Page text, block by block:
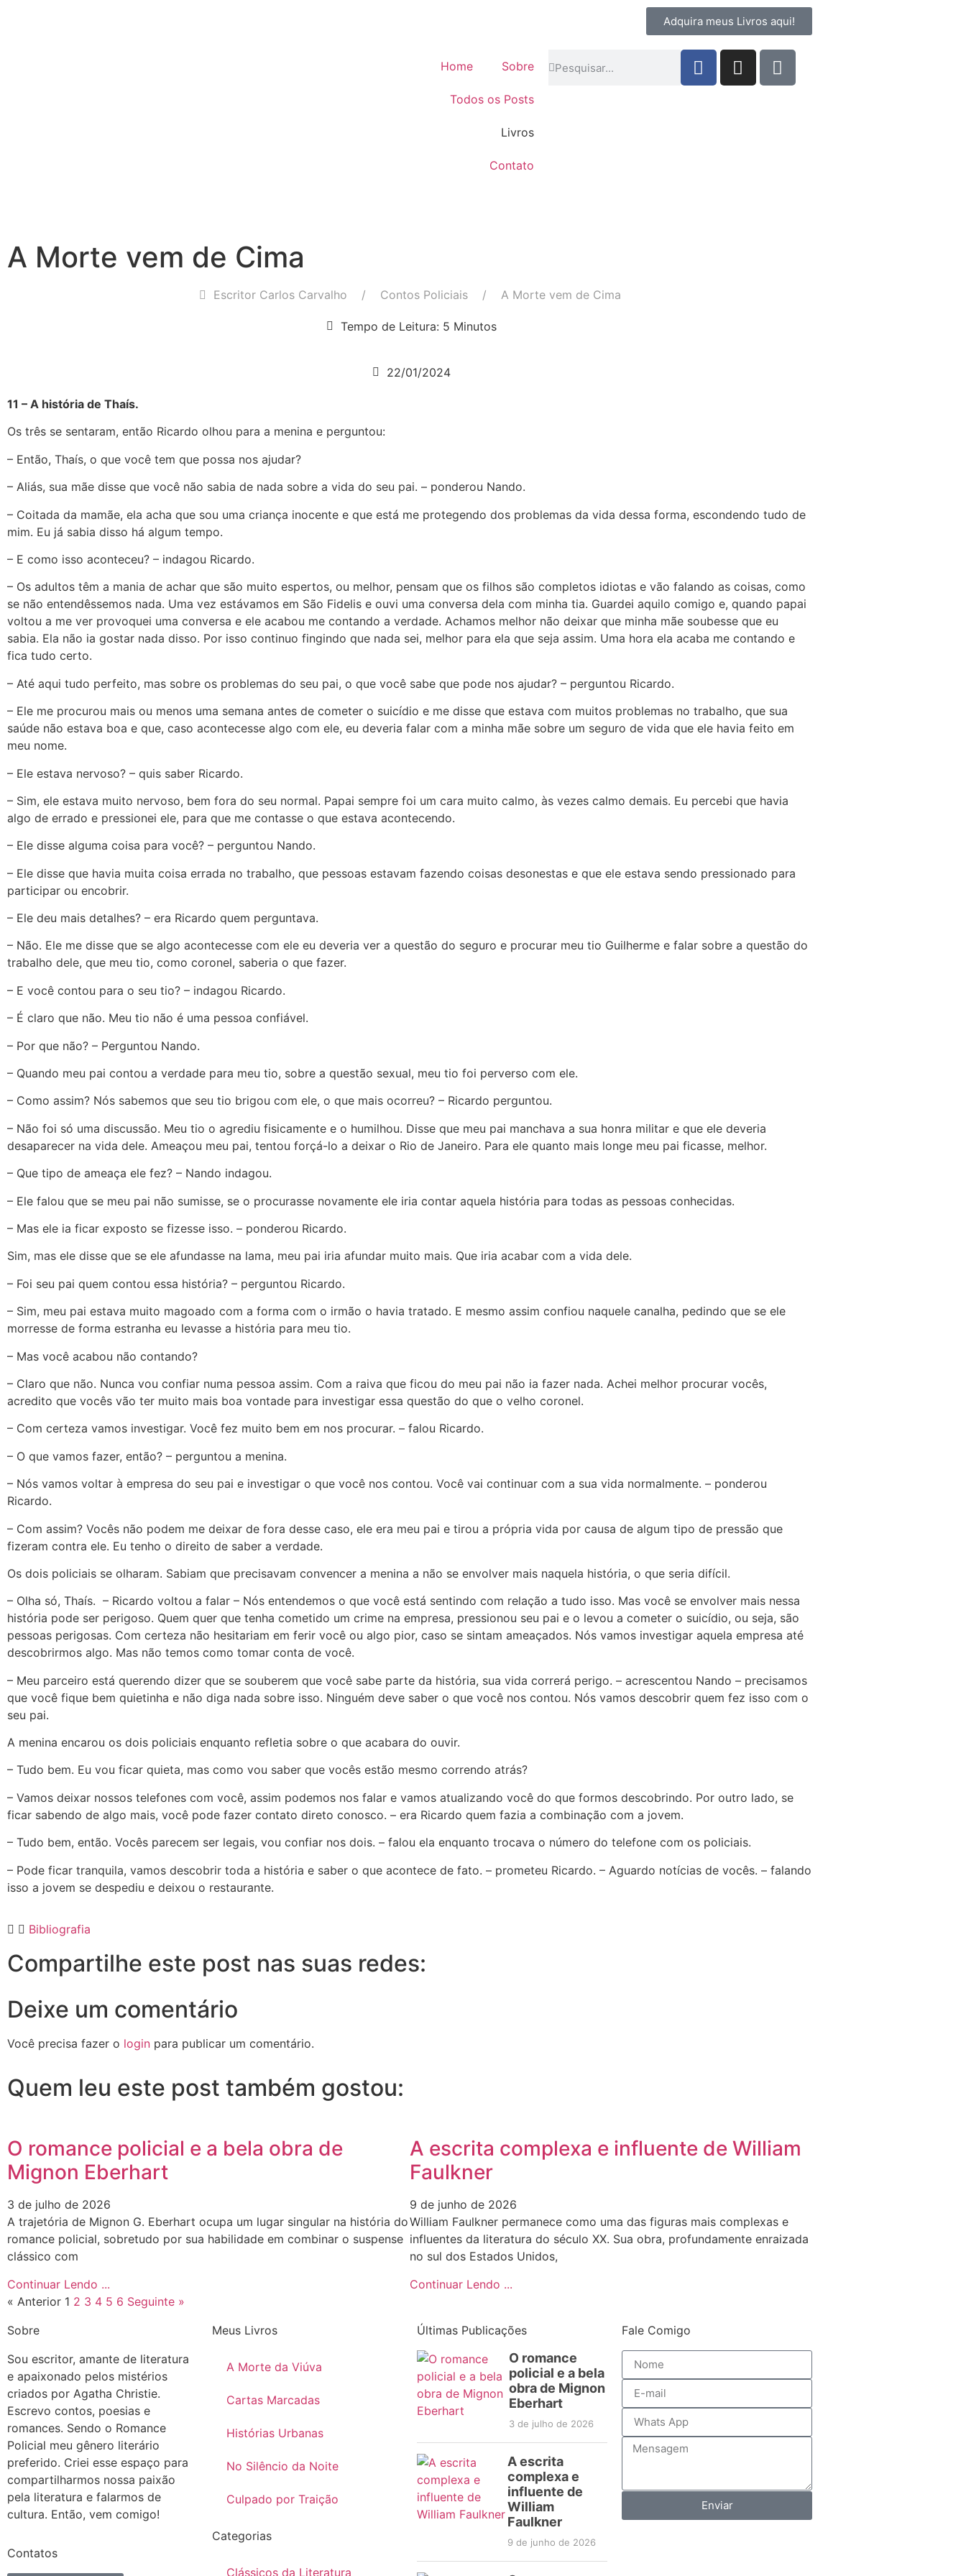
Adquira meus Livros aqui!
Home Sobre
Todos os Posts
Livros
Contato
A Morte vem de Cima
Escritor Carlos Carvalho Contos Policiais A Morte vem de Cima
Tempo de Leitura: 5 Minutos
22/01/2024
11 – A história de Thaís.
Os três se sentaram, então Ricardo olhou para a menina e perguntou:
– Então, Thaís, o que você tem que possa nos ajudar?
– Aliás, sua mãe disse que você não sabia de nada sobre a vida do seu pai. – ponderou Nando.
– Coitada da mamãe, ela acha que sou uma criança inocente e que está me protegendo dos problemas da vida dessa forma, escondendo tudo de
mim. Eu já sabia disso há algum tempo.
– E como isso aconteceu? – indagou Ricardo.
– Os adultos têm a mania de achar que são muito espertos, ou melhor, pensam que os filhos são completos idiotas e vão falando as coisas, como
se não entendêssemos nada. Uma vez estávamos em São Fidelis e ouvi uma conversa dela com minha tia. Guardei aquilo comigo e, quando papai
voltou a me ver provoquei uma conversa e ele acabou me contando a verdade. Achamos melhor não deixar que minha mãe soubesse que eu
sabia. Ela não ia gostar nada disso. Por isso continuo fingindo que nada sei, melhor para ela que seja assim. Uma hora ela acaba me contando e
fica tudo certo.
– Até aqui tudo perfeito, mas sobre os problemas do seu pai, o que você sabe que pode nos ajudar? – perguntou Ricardo.
– Ele me procurou mais ou menos uma semana antes de cometer o suicídio e me disse que estava com muitos problemas no trabalho, que sua
saúde não estava boa e que, caso acontecesse algo com ele, eu deveria falar com a minha mãe sobre um seguro de vida que ele havia feito em
meu nome.
– Ele estava nervoso? – quis saber Ricardo.
– Sim, ele estava muito nervoso, bem fora do seu normal. Papai sempre foi um cara muito calmo, às vezes calmo demais. Eu percebi que havia
algo de errado e pressionei ele, para que me contasse o que estava acontecendo.
– Ele disse alguma coisa para você? – perguntou Nando.
– Ele disse que havia muita coisa errada no trabalho, que pessoas estavam fazendo coisas desonestas e que ele estava sendo pressionado para
participar ou encobrir.
– Ele deu mais detalhes? – era Ricardo quem perguntava.
– Não. Ele me disse que se algo acontecesse com ele eu deveria ver a questão do seguro e procurar meu tio Guilherme e falar sobre a questão do
trabalho dele, que meu tio, como coronel, saberia o que fazer.
– E você contou para o seu tio? – indagou Ricardo.
– É claro que não. Meu tio não é uma pessoa confiável.
– Por que não? – Perguntou Nando.
– Quando meu pai contou a verdade para meu tio, sobre a questão sexual, meu tio foi perverso com ele.
– Como assim? Nós sabemos que seu tio brigou com ele, o que mais ocorreu? – Ricardo perguntou.
– Não foi só uma discussão. Meu tio o agrediu fisicamente e o humilhou. Disse que meu pai manchava a sua honra militar e que ele deveria
desaparecer na vida dele. Ameaçou meu pai, tentou forçá-lo a deixar o Rio de Janeiro. Para ele quanto mais longe meu pai ficasse, melhor.
– Que tipo de ameaça ele fez? – Nando indagou.
– Ele falou que se meu pai não sumisse, se o procurasse novamente ele iria contar aquela história para todas as pessoas conhecidas.
– Mas ele ia ficar exposto se fizesse isso. – ponderou Ricardo.
Sim, mas ele disse que se ele afundasse na lama, meu pai iria afundar muito mais. Que iria acabar com a vida dele.
– Foi seu pai quem contou essa história? – perguntou Ricardo.
– Sim, meu pai estava muito magoado com a forma com o irmão o havia tratado. E mesmo assim confiou naquele canalha, pedindo que se ele
morresse de forma estranha eu levasse a história para meu tio.
– Mas você acabou não contando?
– Claro que não. Nunca vou confiar numa pessoa assim. Com a raiva que ficou do meu pai não ia fazer nada. Achei melhor procurar vocês,
acredito que vocês vão ter muito mais boa vontade para investigar essa questão do que o velho coronel.
– Com certeza vamos investigar. Você fez muito bem em nos procurar. – falou Ricardo.
– O que vamos fazer, então? – perguntou a menina.
– Nós vamos voltar à empresa do seu pai e investigar o que você nos contou. Você vai continuar com a sua vida normalmente. – ponderou
Ricardo.
– Com assim? Vocês não podem me deixar de fora desse caso, ele era meu pai e tirou a própria vida por causa de algum tipo de pressão que
fizeram contra ele. Eu tenho o direito de saber a verdade.
Os dois policiais se olharam. Sabiam que precisavam convencer a menina a não se envolver mais naquela história, o que seria difícil.
– Olha só, Thaís. – Ricardo voltou a falar – Nós entendemos o que você está sentindo com relação a tudo isso. Mas você se envolver mais nessa
história pode ser perigoso. Quem quer que tenha cometido um crime na empresa, pressionou seu pai e o levou a cometer o suicídio, ou seja, são
pessoas perigosas. Com certeza não hesitariam em ferir você ou algo pior, caso se sintam ameaçados. Nós vamos investigar aquela empresa até
descobrirmos algo. Mas não temos como tomar conta de você.
– Meu parceiro está querendo dizer que se souberem que você sabe parte da história, sua vida correrá perigo. – acrescentou Nando – precisamos
que você fique bem quietinha e não diga nada sobre isso. Ninguém deve saber o que você nos contou. Nós vamos descobrir quem fez isso com o
seu pai.
A menina encarou os dois policiais enquanto refletia sobre o que acabara do ouvir.
– Tudo bem. Eu vou ficar quieta, mas como vou saber que vocês estão mesmo correndo atrás?
– Vamos deixar nossos telefones com você, assim podemos nos falar e vamos atualizando você do que formos descobrindo. Por outro lado, se
ficar sabendo de algo mais, você pode fazer contato direto conosco. – era Ricardo quem fazia a combinação com a jovem.
– Tudo bem, então. Vocês parecem ser legais, vou confiar nos dois. – falou ela enquanto trocava o número do telefone com os policiais.
– Pode ficar tranquila, vamos descobrir toda a história e saber o que acontece de fato. – prometeu Ricardo. – Aguardo notícias de vocês. – falando
isso a jovem se despediu e deixou o restaurante.
Bibliografia
Compartilhe este post nas suas redes:
Deixe um comentário
Você precisa fazer o login para publicar um comentário.
Quem leu este post também gostou:
O romance policial e a bela obra de
Mignon Eberhart
3 de julho de 2026
A trajetória de Mignon G. Eberhart ocupa um lugar singular na história do
romance policial, sobretudo por sua habilidade em combinar o suspense
clássico com
Continuar Lendo ...
A escrita complexa e influente de William
Faulkner
9 de junho de 2026
William Faulkner permanece como uma das figuras mais complexas e
influentes da literatura do século XX. Sua obra, profundamente enraizada
no sul dos Estados Unidos,
Continuar Lendo ...
« Anterior 1 2 3 4 5 6 Seguinte »
Sobre
Sou escritor, amante de literatura
e apaixonado pelos mistérios
criados por Agatha Christie.
Escrevo contos, poesias e
romances. Sendo o Romance
Policial meu gênero literário
preferido. Criei esse espaço para
compartilharmos nossa paixão
pela literatura e falarmos de
cultura. Então, vem comigo!
Contatos
Meus Livros
A Morte da Viúva
Cartas Marcadas
Histórias Urbanas
No Silêncio da Noite
Culpado por Traição
Categorias
Clássicos da Literatura
Últimas Publicações
O romance
policial e a bela
obra de Mignon
Eberhart
3 de julho de 2026
A escrita
complexa e
influente de
William
Faulkner
9 de junho de 2026
Fale Comigo
Enviar